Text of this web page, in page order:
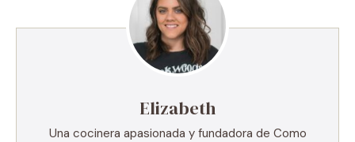
Elizabeth
Una cocinera apasionada y fundadora de Como